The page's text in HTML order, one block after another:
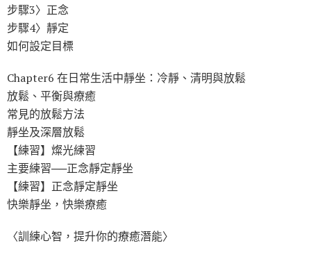
步驟3〉正念
步驟4〉靜定
如何設定目標
Chapter6 在日常生活中靜坐：冷靜、清明與放鬆
放鬆、平衡與療癒
常見的放鬆方法
靜坐及深層放鬆
【練習】燦光練習
主要練習──正念靜定靜坐
【練習】正念靜定靜坐
快樂靜坐，快樂療癒
〈訓練心智，提升你的療癒潛能〉